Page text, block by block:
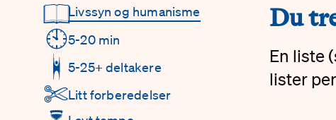
Detaljer
📖Livssyn og humanisme
🕙5-20 min
5-25+ deltakere
✄Litt forberedelser
#
Du
En liste
lister